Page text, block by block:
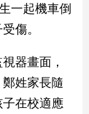
一起機車倒
傷。
器畫面，
姓家長隨
在校適應